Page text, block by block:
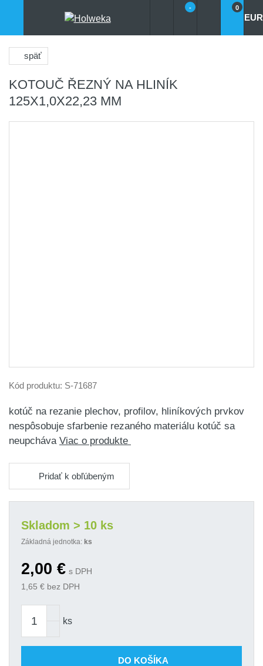
- 0
EUR
späť
KOTOUČ ŘEZNÝ NA HLINÍK
125X1,0X22,23 MM
Kód produktu: S-71687
kotúč na rezanie plechov, profilov, hliníkových prvkov
nespôsobuje sfarbenie rezaného materiálu kotúč sa
neupcháva Viac o produkte
Pridať k obľúbeným
Skladom > 10 ks
Základná jednotka: ks
2,00 € s DPH
1,65 € bez DPH
ks
DO KOŠÍKA